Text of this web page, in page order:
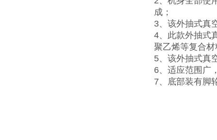
成；
3、该外抽式真
4、此款外抽式
聚乙烯等复合材
5、该外抽式真
6、适应范围广
7、底部装有脚